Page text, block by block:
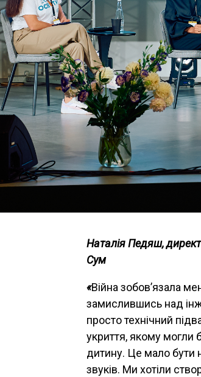
Наталія Педяш,
Сум
«Війна зобов’язала
замислившись над
просто технічний
укриття, якому могли
дитину. Це мало бути
звуків. Ми хотіли